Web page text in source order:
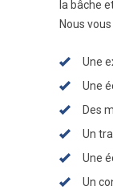
la bâche
Nous
Une
Une
Des
Un
Une
Un